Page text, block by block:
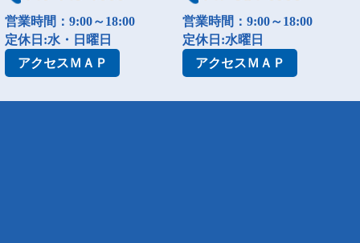
営業時間：9:00～18:00
定休日:水・日曜日
アクセスＭＡＰ
営業時間：9:00～18:00
定休日:水曜日
アクセスＭＡＰ